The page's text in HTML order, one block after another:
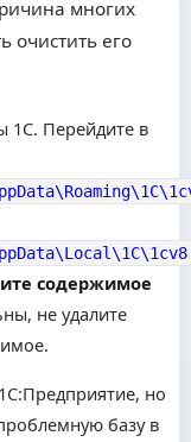
многих
его
1С. Перейдите в
содержимое
не удалите
но
базу в